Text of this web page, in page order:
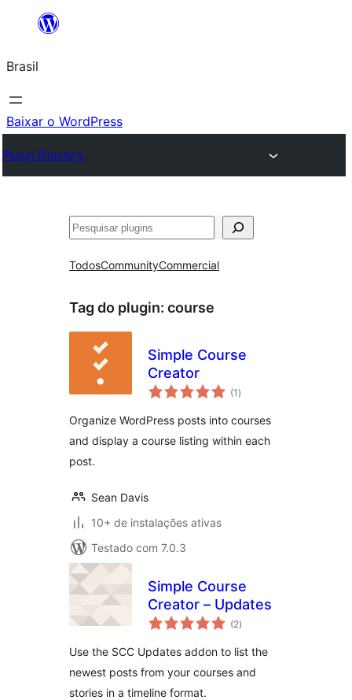
o
conteúdo
Brasil
Baixar o WordPress
Plugin Directory
Pesquisar
TodosCommunityCommercial
Tag do plugin: course
Simple Course
Creator
(1 total
de
)
Organize WordPress posts into courses
and display a course listing within each
post.
Sean Davis
10+ de instalações ativas
Testado com 7.0.3
Simple Course
Creator – Updates
(2total
de
)
Use the SCC Updates addon to list the
newest posts from your courses and
stories in a timeline format.